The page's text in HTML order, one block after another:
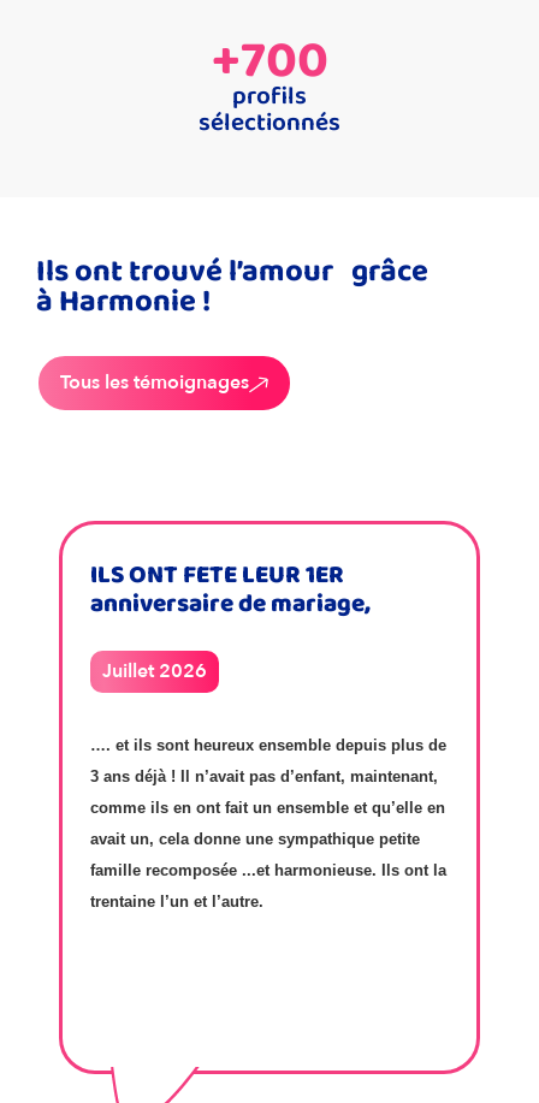
profils
sélectionnés
+700
Ils ont trouvé l’amour grâce
à Harmonie !
Tous les témoignages
ILS ONT FETE LEUR 1ER
anniversaire de mariage,
Juillet 2026
…. et ils sont heureux ensemble depuis plus de
3 ans déjà ! Il n’avait pas d’enfant, maintenant,
comme ils en ont fait un ensemble et qu’elle en
avait un, cela donne une sympathique petite
famille recomposée ...et harmonieuse. Ils ont la
trentaine l’un et l’autre.